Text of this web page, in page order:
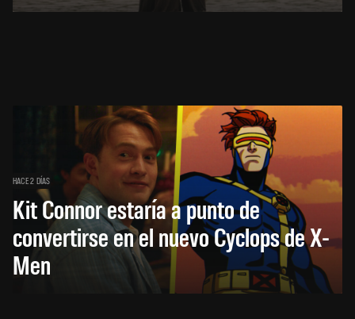
HACE 2 DÍAS
Kit Connor estaría a punto de
convertirse en el nuevo Cyclops de X-
Men